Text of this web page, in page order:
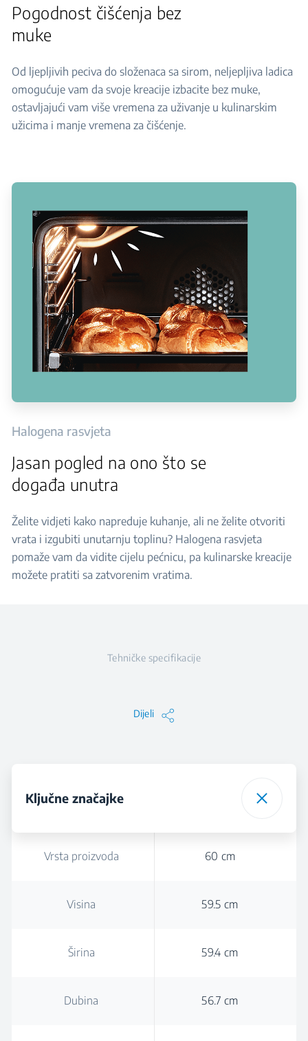
Pogodnost čišćenja bez
muke
Od ljepljivih peciva do složenaca sa sirom, neljepljiva ladica
omogućuje vam da svoje kreacije izbacite bez muke,
ostavljajući vam više vremena za uživanje u kulinarskim
užicima i manje vremena za čišćenje.
Halogena rasvjeta
Jasan pogled na ono što se
događa unutra
Želite vidjeti kako napreduje kuhanje, ali ne želite otvoriti
vrata i izgubiti unutarnju toplinu? Halogena rasvjeta
pomaže vam da vidite cijelu pećnicu, pa kulinarske kreacije
možete pratiti sa zatvorenim vratima.
Tehničke specifikacije
Dijeli
Ključne značajke
Vrsta proizvoda 60 cm
Visina 59.5 cm
Širina 59.4 cm
Dubina 56.7 cm